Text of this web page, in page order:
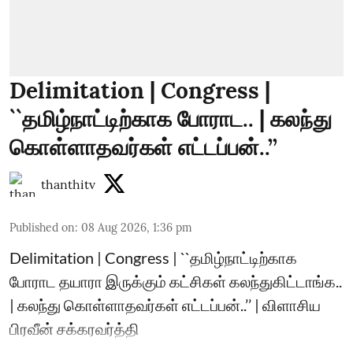
Delimitation | Congress |
``தமிழ்நாட்டிற்காக போராட.. | கலந்து
கொள்ளாதவர்கள் எட்டப்பன்..’’
thanthitv
Published on: 08 Aug 2026, 1:36 pm
Delimitation | Congress | ``தமிழ்நாட்டிற்காக
போராட தயாரா இருக்கும் கட்சிகள் கலந்துகிட்டாங்க..
| கலந்து கொள்ளாதவர்கள் எட்டப்பன்..’’ | விளாசிய
பிரவீன் சக்கரவர்த்தி